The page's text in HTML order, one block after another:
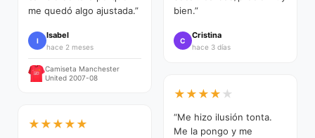
me quedó algo ajustada.”
I
Isabel
hace 2 meses
Camiseta Manchester
United 2007-08
★ ★ ★ ★ ★
bien.”
C
Cristina
hace 3 días
★ ★ ★ ★ ★
“Me hizo ilusión tonta.
Me la pongo y me